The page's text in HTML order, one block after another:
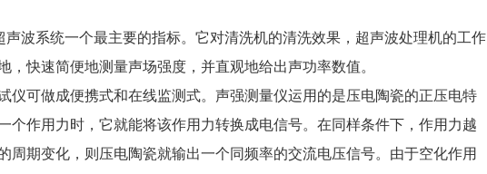
系统一个最主要的指标。它对清洗机的清洗效果，超声波处理机的工作
快速简便地测量声场强度，并直观地给出声功率数值。
可做成便携式和在线监测式。声强测量仪运用的是压电陶瓷的正压电特
个作用力时，它就能将该作用力转换成电信号。在同样条件下，作用力越
周期变化，则压电陶瓷就输出一个同频率的交流电压信号。由于空化作用